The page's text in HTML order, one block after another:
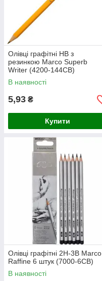
Олівці графітні HB з
резинкою Marco Superb
Writer (4200-144CB)
В наявності
5,93 ₴
Купити
Олівці графітні 2H-3B Marco
Raffine 6 штук (7000-6CB)
В наявності